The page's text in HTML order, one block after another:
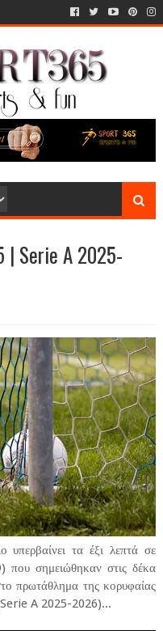
| Serie A 2025-
υπερβαίνει τα έξι λεπτά σε
που σημειώθηκαν στις δέκα
πρωτάθλημα της κορυφαίας
(Serie A 2025-2026)...